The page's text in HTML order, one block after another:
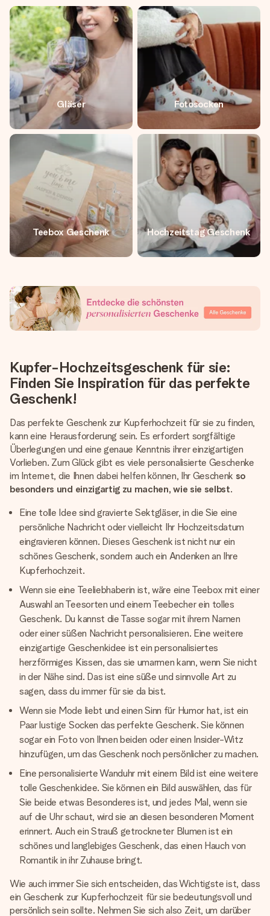
Gläser Fotosocken
Teebox Geschenk Hochzeitstag Geschenk
Kupfer-Hochzeitsgeschenk für sie:
Finden Sie Inspiration für das perfekte
Geschenk!
Das perfekte Geschenk zur Kupferhochzeit für sie zu finden,
kann eine Herausforderung sein. Es erfordert sorgfältige
Überlegungen und eine genaue Kenntnis ihrer einzigartigen
Vorlieben. Zum Glück gibt es viele personalisierte Geschenke
im Internet, die Ihnen dabei helfen können, Ihr Geschenk so
besonders und einzigartig zu machen, wie sie selbst.
Eine tolle Idee sind gravierte Sektgläser, in die Sie eine
persönliche Nachricht oder vielleicht Ihr Hochzeitsdatum
eingravieren können. Dieses Geschenk ist nicht nur ein
schönes Geschenk, sondern auch ein Andenken an Ihre
Kupferhochzeit.
Wenn sie eine Teeliebhaberin ist, wäre eine Teebox mit einer
Auswahl an Teesorten und einem Teebecher ein tolles
Geschenk. Du kannst die Tasse sogar mit ihrem Namen
oder einer süßen Nachricht personalisieren. Eine weitere
einzigartige Geschenkidee ist ein personalisiertes
herzförmiges Kissen, das sie umarmen kann, wenn Sie nicht
in der Nähe sind. Das ist eine süße und sinnvolle Art zu
sagen, dass du immer für sie da bist.
Wenn sie Mode liebt und einen Sinn für Humor hat, ist ein
Paar lustige Socken das perfekte Geschenk. Sie können
sogar ein Foto von Ihnen beiden oder einen Insider-Witz
hinzufügen, um das Geschenk noch persönlicher zu machen.
Eine personalisierte Wanduhr mit einem Bild ist eine weitere
tolle Geschenkidee. Sie können ein Bild auswählen, das für
Sie beide etwas Besonderes ist, und jedes Mal, wenn sie
auf die Uhr schaut, wird sie an diesen besonderen Moment
erinnert. Auch ein Strauß getrockneter Blumen ist ein
schönes und langlebiges Geschenk, das einen Hauch von
Romantik in ihr Zuhause bringt.
Wie auch immer Sie sich entscheiden, das Wichtigste ist, dass
ein Geschenk zur Kupferhochzeit für sie bedeutungsvoll und
persönlich sein sollte. Nehmen Sie sich also Zeit, um darüber